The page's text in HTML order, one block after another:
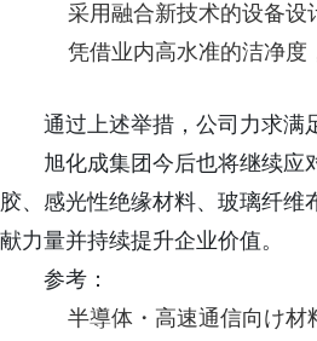
采用融合新技术的设备设
凭借业内高水准的洁净度
通过上述举措，公司力求满
旭化成集团今后也将继续应
胶、感光性绝缘材料、玻璃纤维
献力量并持续提升企业价值。
参考：
半導体・高速通信向け